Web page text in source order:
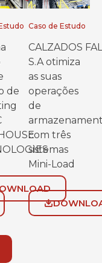
de
Caso de Estudo
CALZADOS FAL
S.A otimiza
as suas
operações
de
com três
sistemas
Mini-Load